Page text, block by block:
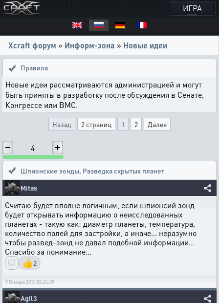
ИГРА
Xcraft форум » Информ-зона » Новые идеи
Правила
Новые идеи рассматриваются администрацией и могут
быть приняты в разработку после обсуждения в Сенате,
Конгрессе или ВМС.
Назад 2 страниц 1 2 Далее
4
Шпионские зонды, Разведка скрытых планет
Mitas
Считаю будет вполне логичным, если шпионсий зонд
будет открывать информацию о неисследованных
планетах - такую как: диаметр планеты, температура,
количество полей для застройки, а иначе... неразумно
чтобы развед-зонд не давал подобной информации...
Спасибо за понимание...
👍2
9 Января 2014 05:24:39
Agil3